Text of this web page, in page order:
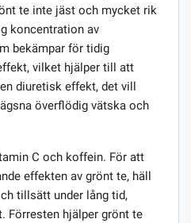
te inte jäst och mycket rik
koncentration av
bekämpar för tidig
vilket hjälper till att
diuretisk effekt, det vill
överflödig vätska och
C och koffein. För att
effekten av grönt te, häll
tillsätt under lång tid,
Förresten hjälper grönt te